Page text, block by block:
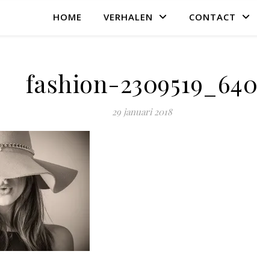
HOME VERHALEN CONTACT
fashion-2309519_640
29 januari 2018